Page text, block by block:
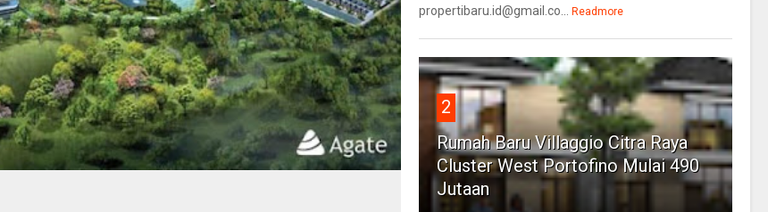
propertibaru.id@gmail.co...
Readmore
2
Rumah Baru Villaggio Citra Raya
Cluster West Portofino Mulai 490
Jutaan